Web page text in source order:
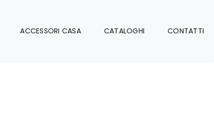
ACCESSORI CASA CATALOGHI CONTATTI